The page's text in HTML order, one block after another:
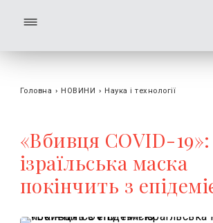
Головна › НОВИНИ › Наука і технології
«Вбивця COVID-19»:
ізраїльська маска
покінчить з